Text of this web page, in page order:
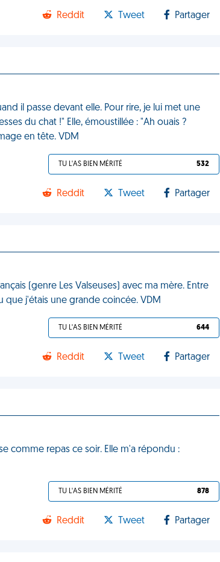
Reddit Tweet Partager
il passe devant elle. Pour rire, je lui met une
du chat !" Elle, émoustillée : "Ah ouais ?
en tête. VDM
TU L'AS BIEN MÉRITÉ 532
Reddit Tweet Partager
(genre Les Valseuses) avec ma mère. Entre
j'étais une grande coincée. VDM
TU L'AS BIEN MÉRITÉ 644
Reddit Tweet Partager
comme repas ce soir. Elle m'a répondu :
TU L'AS BIEN MÉRITÉ 878
Reddit Tweet Partager